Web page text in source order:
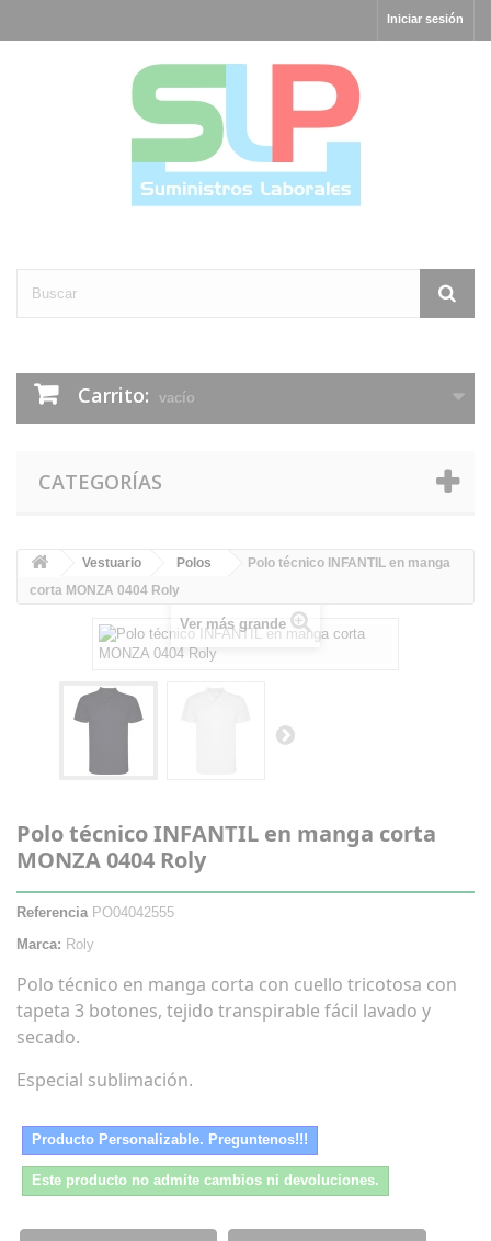
Iniciar sesión
Carrito: vacío
CATEGORÍAS
Vestuario Polos
Polo técnico INFANTIL en manga
corta MONZA 0404 Roly
Ver más grande
Polo técnico INFANTIL en manga corta
MONZA 0404 Roly
Referencia PO04042555
Marca: Roly
Polo técnico en manga corta con cuello tricotosa con
tapeta 3 botones, tejido transpirable fácil lavado y
secado.
Especial sublimación.
Producto Personalizable. Preguntenos!!!
Este producto no admite cambios ni devoluciones.